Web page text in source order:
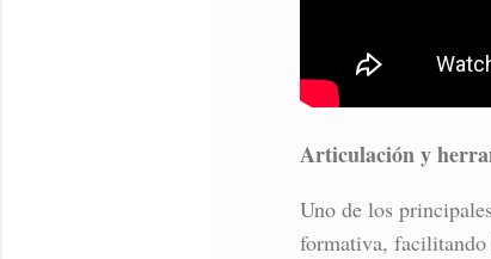
Articulación y
Uno de los
formativa, facilitando